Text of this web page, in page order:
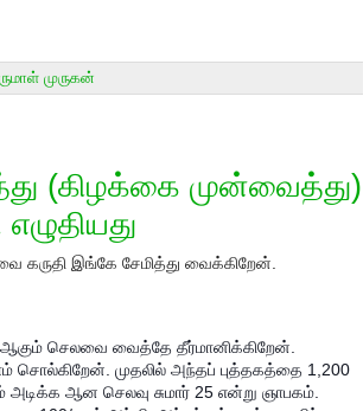
முருகன்
(கிழக்கை முன்வைத்து)
கருதி இங்கே சேமித்து வைக்கிறேன்.
செலவை வைத்தே தீர்மானிக்கிறேன்.
முதலில் அந்தப் புத்தகத்தை 1,200
அடிக்க ஆன செலவு சுமார் 25 என்று ஞாபகம்.